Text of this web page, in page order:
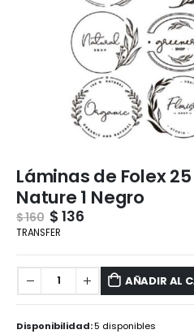
Láminas de Folex
Nature 1 Negro
$160 $ 136
TRANSFER
AÑADIR AL
Disponibilidad:5 disponibles